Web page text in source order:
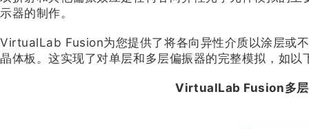
示器的制作。
VirtualLab Fusion为您提供了将各向异性介质以涂层或
晶体板。这实现了对单层和多层偏振器的完整模拟，如以
VirtualLab Fusion多层